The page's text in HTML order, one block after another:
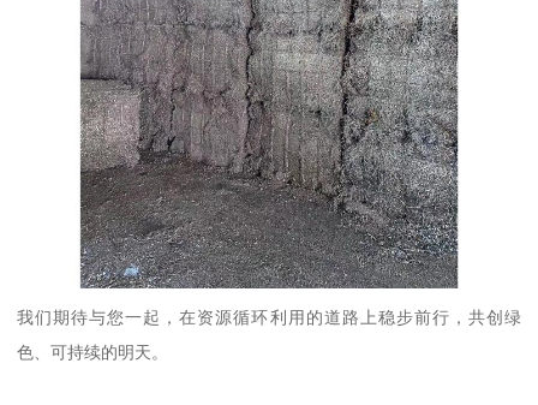
我们期待与您一起，在资源循环利用的道路上稳步前行，共创绿
色、可持续的明天。